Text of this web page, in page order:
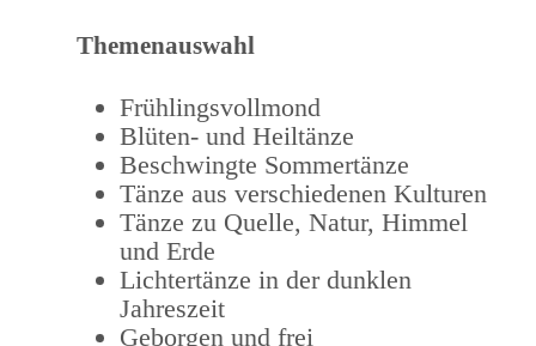
Themenauswahl
Frühlingsvollmond
Blüten- und Heiltänze
Beschwingte Sommertänze
Tänze aus verschiedenen Kulturen
Tänze zu Quelle, Natur, Himmel
und Erde
Lichtertänze in der dunklen
Jahreszeit
Geborgen und frei